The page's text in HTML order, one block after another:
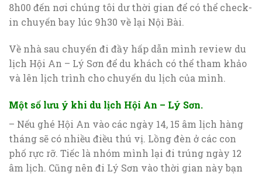
8h00 đến nơi chúng tôi dư thời gian để có thể check-
in chuyến bay lúc 9h30 về lại Nội Bài.
Về nhà sau chuyến đi đầy hấp dẫn mình review du
lịch Hội An – Lý Sơn để du khách có thể tham khảo
và lên lịch trình cho chuyến du lịch của mình.
Một số lưu ý khi du lịch Hội An – Lý Sơn.
– Nếu ghé Hội An vào các ngày 14, 15 âm lịch hàng
tháng sẽ có nhiều điều thú vị. Lồng đèn ở các con
phố rực rỡ. Tiếc là nhóm mình lại đi trúng ngày 12
âm lịch. Cũng nên đi Lý Sơn vào thời gian này bạn